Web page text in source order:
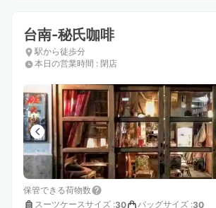
台南-秘氏咖啡
駅から徒歩分
本日の営業時間 : 閉店
保管できる荷物数
スーツケースサイズ :30 バッグサイズ :30